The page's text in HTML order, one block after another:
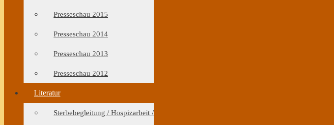
Presseschau 2015
Presseschau 2014
Presseschau 2013
Presseschau 2012
Literatur
Sterbebegleitung / Hospizarbeit /